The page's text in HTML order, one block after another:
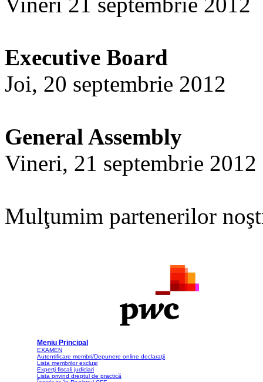
Executive Board
Joi, 20 septembrie 2012
General Assembly
Vineri, 21 septembrie 2012
Mulţumim partenerilor
Meniu Principal
EXAMEN
Autentificare membri/Depunere online declaraţii
Lista membrilor excluşi
Experţi fiscali judiciari
Lista privind dreptul de practică